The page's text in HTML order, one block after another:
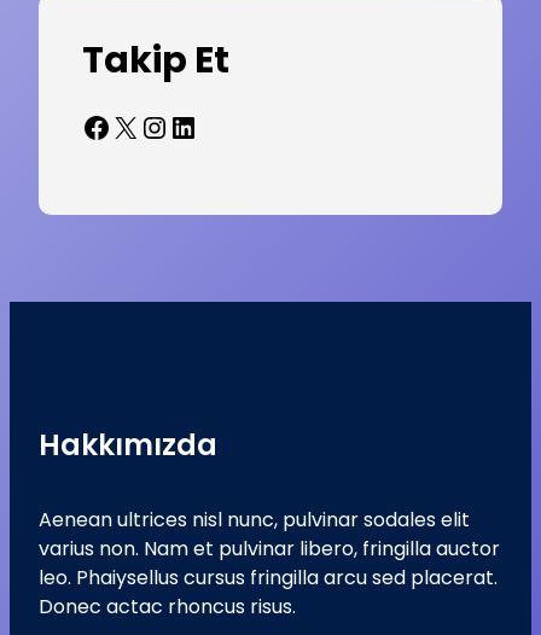
Takip Et
Facebook X InstagramLinkedIn
Hakkımızda
Aenean ultrices nisl nunc, pulvinar sodales elit
varius non. Nam et pulvinar libero, fringilla auctor
leo. Phaiysellus cursus fringilla arcu sed placerat.
Donec actac rhoncus risus.